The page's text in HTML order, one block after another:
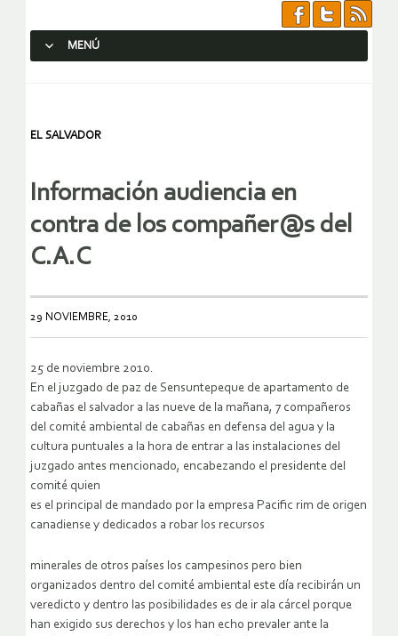
MENÚ
EL SALVADOR
Información audiencia en
contra de los compañer@s del
29 NOVIEMBRE, 2010
25 de noviembre 2010.
En el juzgado de paz de Sensuntepeque de apartamento de
cabañas el salvador a las nueve de la mañana, 7 compañeros
del comité ambiental de cabañas en defensa del agua y la
cultura puntuales a la hora de entrar a las instalaciones del
juzgado antes mencionado, encabezando el presidente del
comité quien
es el principal de mandado por la empresa Pacific rim de origen
canadiense y dedicados a robar los recursos
minerales de otros países los campesinos pero bien
organizados dentro del comité ambiental este día recibirán un
veredicto y dentro las posibilidades es de ir ala cárcel porque
han exigido sus derechos y los han echo prevaler ante la